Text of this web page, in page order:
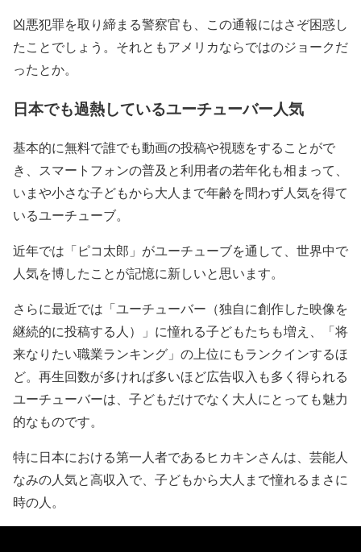
凶悪犯罪を取り締まる警察官も、この通報にはさぞ困惑し
たことでしょう。それともアメリカならではのジョークだ
ったとか。
日本でも過熱しているユーチューバー人気
基本的に無料で誰でも動画の投稿や視聴をすることがで
き、スマートフォンの普及と利用者の若年化も相まって、
いまや小さな子どもから大人まで年齢を問わず人気を得て
いるユーチューブ。
近年では「ピコ太郎」がユーチューブを通して、世界中で
人気を博したことが記憶に新しいと思います。
さらに最近では「ユーチューバー（独自に創作した映像を
継続的に投稿する人）」に憧れる子どもたちも増え、「将
来なりたい職業ランキング」の上位にもランクインするほ
ど。再生回数が多ければ多いほど広告収入も多く得られる
ユーチューバーは、子どもだけでなく大人にとっても魅力
的なものです。
特に日本における第一人者であるヒカキンさんは、芸能人
なみの人気と高収入で、子どもから大人まで憧れるまさに
時の人。